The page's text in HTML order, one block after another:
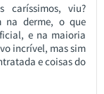
caríssimos, viu?
na derme, o que
e na maioria
incrível, mas sim
e coisas do